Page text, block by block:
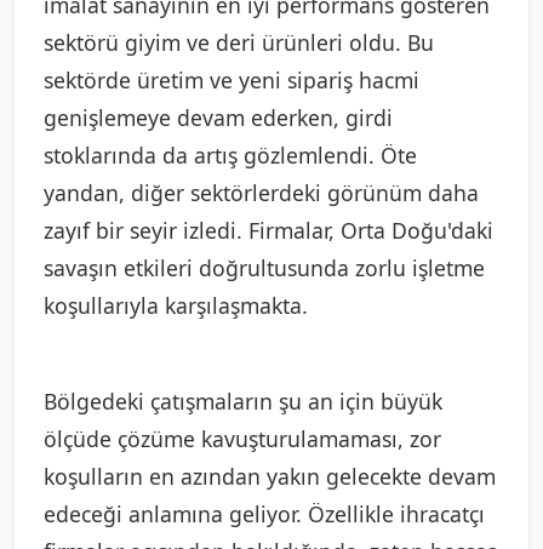
sektörü giyim ve deri ürünleri oldu. Bu
sektörde üretim ve yeni sipariş hacmi
genişlemeye devam ederken, girdi
stoklarında da artış gözlemlendi. Öte
yandan, diğer sektörlerdeki görünüm daha
zayıf bir seyir izledi. Firmalar, Orta Doğu'daki
savaşın etkileri doğrultusunda zorlu işletme
koşullarıyla karşılaşmakta.
Bölgedeki çatışmaların şu an için büyük
ölçüde çözüme kavuşturulamaması, zor
koşulların en azından yakın gelecekte devam
edeceği anlamına geliyor. Özellikle ihracatçı